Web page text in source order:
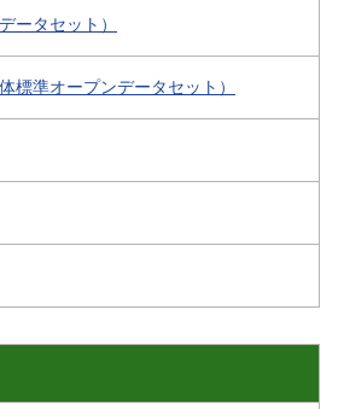
ータセット）
標準オープンデータセット）